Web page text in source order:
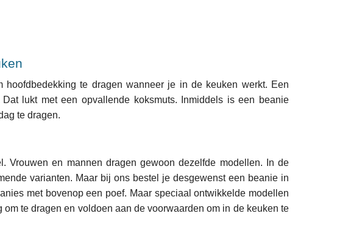
te dragen wanneer je in de keuken werkt. Een
lukt met een opvallende koksmuts. Inmiddels is een beanie
te dragen.
Vrouwen en mannen dragen gewoon dezelfde modellen. In de
varianten. Maar bij ons bestel je desgewenst een beanie in
met bovenop een poef. Maar speciaal ontwikkelde modellen
te dragen en voldoen aan de voorwaarden om in de keuken te